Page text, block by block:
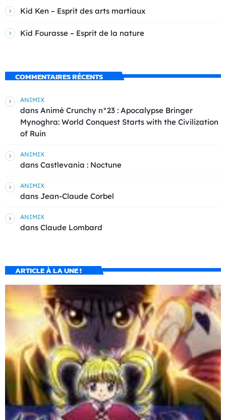
Kid Ken – Esprit des arts martiaux
Kid Fourasse – Esprit de la nature
COMMENTAIRES RÉCENTS
ANIMIX
dans Animé Crunchy n°23 : Apocalypse Bringer
Mynoghra: World Conquest Starts with the Civilization
of Ruin
ANIMIX
dans Castlevania : Noctune
ANIMIX
dans Jean-Claude Corbel
ANIMIX
dans Claude Lombard
ARTICLE À LA UNE !